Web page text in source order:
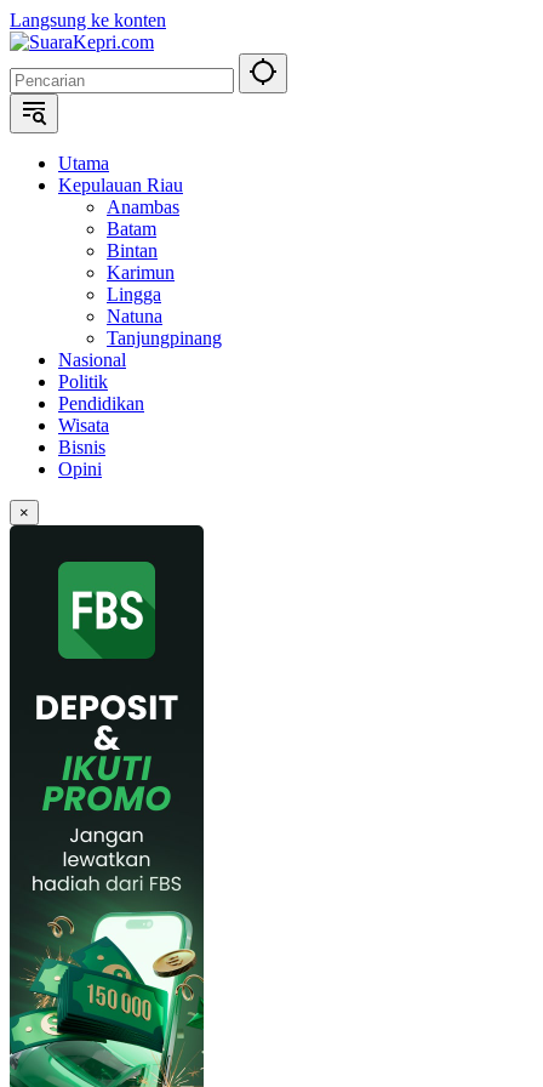
Langsung ke konten
Utama
Kepulauan Riau
Anambas
Batam
Bintan
Karimun
Lingga
Natuna
Tanjungpinang
Nasional
Politik
Pendidikan
Wisata
Bisnis
Opini
×